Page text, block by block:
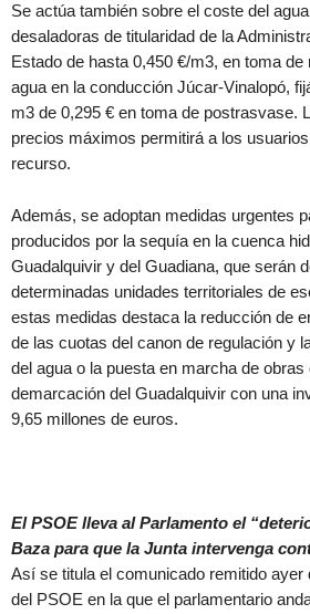
Se actúa también sobre el coste del
desaladoras de titularidad de la
Estado de hasta 0,450 €/m3, en toma
agua en la conducción Júcar-Vinalopó,
m3 de 0,295 € en toma de postrasvase.
precios máximos permitirá a los
recurso.
Además, se adoptan medidas urgentes
producidos por la sequía en la cuenca
Guadalquivir y del Guadiana, que serán
determinadas unidades territoriales de
estas medidas destaca la reducción de
de las cuotas del canon de regulación y
del agua o la puesta en marcha de
demarcación del Guadalquivir con una
9,65 millones de euros.
El PSOE lleva al Parlamento el
Baza para que la Junta intervenga
Así se titula el comunicado remitido ayer
del PSOE en la que el parlamentario